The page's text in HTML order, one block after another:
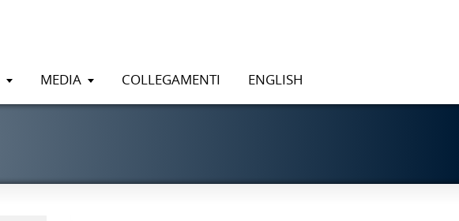
MEDIA COLLEGAMENTI ENGLISH